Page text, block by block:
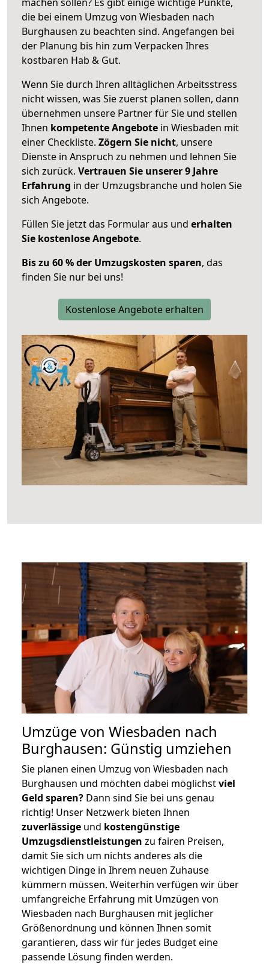
die bei einem Umzug von Wiesbaden nach
Burghausen zu beachten sind. Angefangen bei
der Planung bis hin zum Verpacken Ihres
kostbaren Hab & Gut.
Wenn Sie durch Ihren alltäglichen Arbeitsstress
nicht wissen, was Sie zuerst planen sollen, dann
übernehmen unsere Partner für Sie und stellen
Ihnen kompetente Angebote in Wiesbaden mit
einer Checkliste. Zögern Sie nicht, unsere
Dienste in Anspruch zu nehmen und lehnen Sie
sich zurück. Vertrauen Sie unserer 9 Jahre
Erfahrung in der Umzugsbranche und holen Sie
sich Angebote.
Füllen Sie jetzt das Formular aus und erhalten
Sie kostenlose Angebote.
Bis zu 60 % der Umzugskosten sparen, das
finden Sie nur bei uns!
Kostenlose Angebote erhalten
Umzüge von Wiesbaden nach
Burghausen: Günstig umziehen
Sie planen einen Umzug von Wiesbaden nach
Burghausen und möchten dabei möglichstviel
Geld sparen? Dann sind Sie bei uns genau
richtig! Unser Netzwerk bieten Ihnen
zuverlässige und kostengünstige
Umzugsdienstleistungen zu fairen Preisen,
damit Sie sich um nichts anderes als die
wichtigen Dinge in Ihrem neuen Zuhause
kümmern müssen. Weiterhin verfügen wir über
umfangreiche Erfahrung mit Umzügen von
Wiesbaden nach Burghausen mit jeglicher
Größenordnung und können Ihnen somit
garantieren, dass wir für jedes Budget eine
passende Lösung finden werden.